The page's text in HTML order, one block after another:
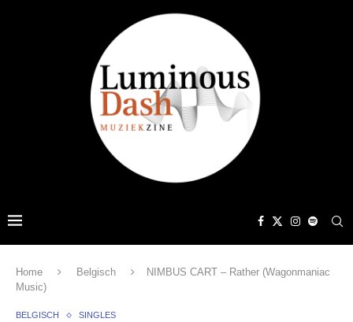
Home Belgisch
NIMBUS CART – Rather (Wagonmaniac
Music)
BELGISCH SINGLES